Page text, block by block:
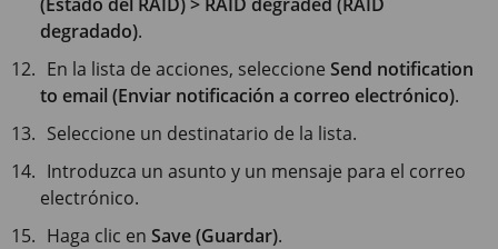
degradado).
En la lista de acciones, seleccioneSend notification
to email (Enviar notificación a correo electrónico).
Seleccione un destinatario de la lista.
Introduzca un asunto y un mensaje para el correo
electrónico.
Haga clic enSave (Guardar).